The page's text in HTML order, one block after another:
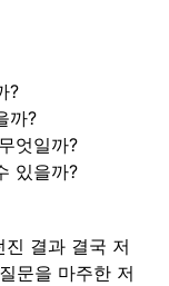
?
까?
엇일까?
있을까?
결과 결국 저
문을 마주한 저